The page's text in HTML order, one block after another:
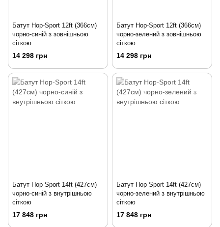
Батут Hop-Sport 12ft (366см)
чорно-синій з зовнішньою
сіткою
14 298 грн
Батут Hop-Sport 12ft (366см)
чорно-зелений з зовнішньою
сіткою
14 298 грн
Батут Hop-Sport 14ft (427см)
чорно-синій з внутрішньою
сіткою
17 848 грн
Батут Hop-Sport 14ft (427см)
чорно-зелений з внутрішньою
сіткою
17 848 грн